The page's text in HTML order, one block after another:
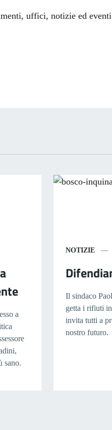
uffici, notizie ed
a
sano.
NOTIZIE
Il sindaco
getta i rifiuti
invita tutti a
nostro futuro.